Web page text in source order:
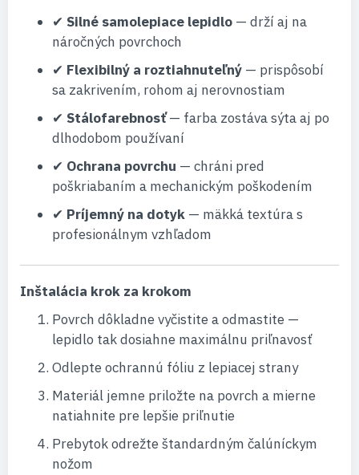
✔ Silné samolepiace lepidlo — drží aj na
náročných povrchoch
✔ Flexibilný a roztiahnuteľný — prispôsobí
sa zakrivením, rohom aj nerovnostiam
✔ Stálofarebnosť— farba zostáva sýta aj po
dlhodobom používaní
✔ Ochrana povrchu — chráni pred
poškriabaním a mechanickým poškodením
✔ Príjemný na dotyk — mäkká textúra s
profesionálnym vzhľadom
Inštalácia krok za krokom
Povrch dôkladne vyčistite a odmastite —
lepidlo tak dosiahne maximálnu priľnavosť
Odlepte ochrannú fóliu z lepiacej strany
Materiál jemne priložte na povrch a mierne
natiahnite pre lepšie priľnutie
Prebytok odrežte štandardným čalúníckym
nožom